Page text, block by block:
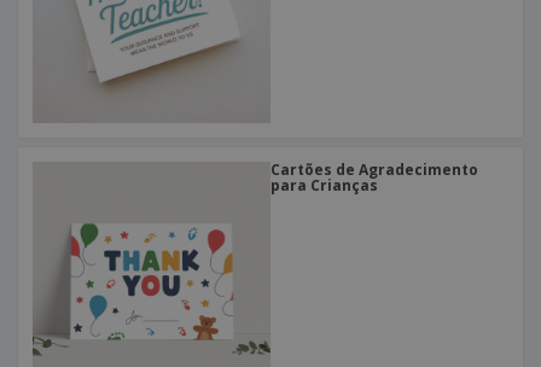
Cartões de Agradecimento
para Crianças